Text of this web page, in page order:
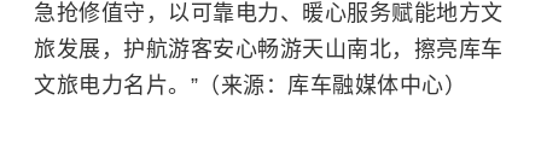
急抢修值守，以可靠电力、暖心服务赋能地方文
旅发展，护航游客安心畅游天山南北，擦亮库车
文旅电力名片。”（来源：库车融媒体中心）